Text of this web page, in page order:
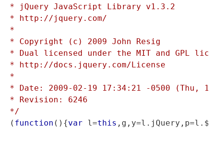
* jQuery JavaScript Library v1.3.2
* http://jquery.com/
*
* Copyright (c) 2009 John Resig
* Dual licensed under the MIT and GPL
* http://docs.jquery.com/License
*
* Date: 2009-02-19 17:34:21 -0500 (Thu, 19
* Revision: 6246
*/
( function (){var l=this